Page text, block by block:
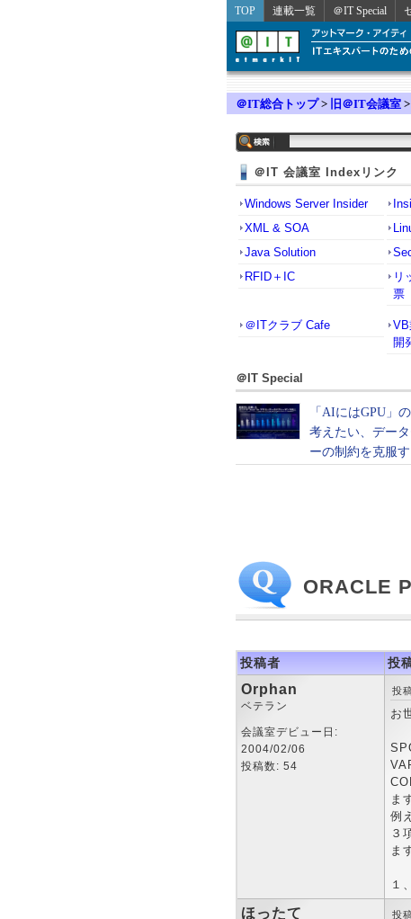
TOP 連載一覧 ＠IT Special
＠IT総合トップ> 旧＠IT会議室 >
＠IT 会議室 Indexリンク
Windows Server Insider
XML & SOA
Java Solution
RFID＋IC
リ
票
＠ITクラブ Cafe
VB
開
＠IT Special
ORACLE
投稿者 投
Orphan
ベテラン
会議室デビュー日:
2004/02/06
投稿数: 54
投
お
ま
例
３
ま
１
ほったて 投